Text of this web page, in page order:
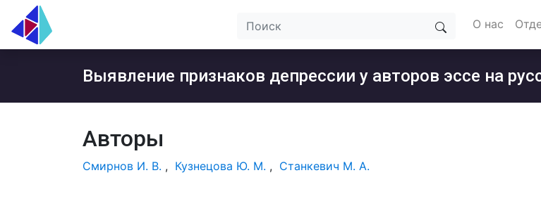
О нас
Выявление признаков депрессии у авторов эссе на
Авторы
Смирнов И. В. , Кузнецова Ю. М. , Станкевич М. А.